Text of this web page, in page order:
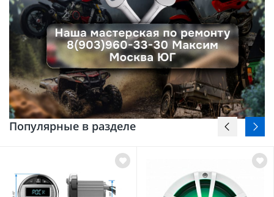
Популярные в разделе